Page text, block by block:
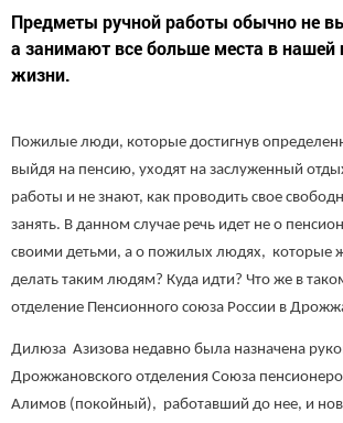
Предметы ручной работы обычно не
а занимают все больше места в нашей
жизни.
Пожилые люди, которые достигнув
выйдя на пенсию, уходят на заслуженный
работы и не знают, как проводить свое
занять. В данном случае речь идет не о
своими детьми, а о пожилых людях, которые
делать таким людям? Куда идти? Что же в
отделение Пенсионного союза России в
Дилюза Азизова недавно была назначена
Дрожжановского отделения Союза
Алимов (покойный), работавший до нее, и